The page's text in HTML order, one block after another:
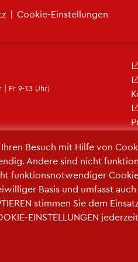
| Coo­kie-Ein­stel­lun­gen
Be­such mit Hilfe von
An­de­re sind nicht
funk­ti­ons­not­wen­di­ger
Basis und um­fasst
stim­men Sie dem
EIN­STEL­LUN­GEN
| Fr 9-13 Uhr)